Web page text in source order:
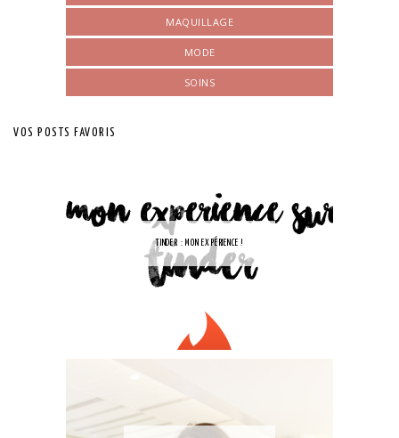
MAQUILLAGE
MODE
SOINS
VOS POSTS FAVORIS
TINDER : MON EXPÉRIENCE !